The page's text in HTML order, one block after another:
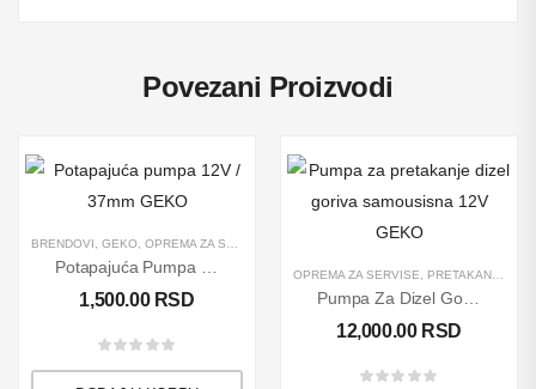
Povezani Proizvodi
BRENDOVI GEKO OPREMA ZA SERVISE
1,500.00 RSD
OPREMA ZA SERVISE PRETAKANJE DIZEL GORIVA
Pumpa Za Dizel Gorivo / Naftu 230V C-60/B02
12,000.00 RSD